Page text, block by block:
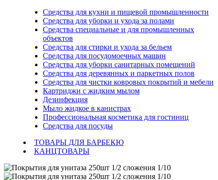
Средства для кухни и пищевой промышленности
Средства для уборки и ухода за полами
Средства специальные и для промышленных
объектов
Средства для стирки и ухода за бельем
Средства для посудомоечных машин
Средства для уборки санитарных помещений
Средства для деревянных и паркетных полов
Средства для чистки ковровых покрытий и мебели
Картриджи с жидким мылом
Дезинфекция
Мыло жидкое в канистрах
Профессиональная косметика для гостиниц
Средства для посуды
ТОВАРЫ ДЛЯ БАРБЕКЮ
КАНЦТОВАРЫ